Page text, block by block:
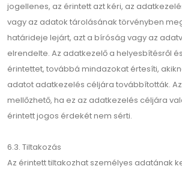
jogellenes, az érintett azt kéri, az
vagy az adatok tárolásának törvényben
határideje lejárt, azt a bíróság vagy az
elrendelte. Az adatkezelő a helyesbítésről
érintettet, továbbá mindazokat értesíti,
adatot adatkezelés céljára továbbították.
mellőzhető, ha ez az adatkezelés céljára
érintett jogos érdekét nem sérti.
6.3. Tiltakozás
Az érintett tiltakozhat személyes adatának